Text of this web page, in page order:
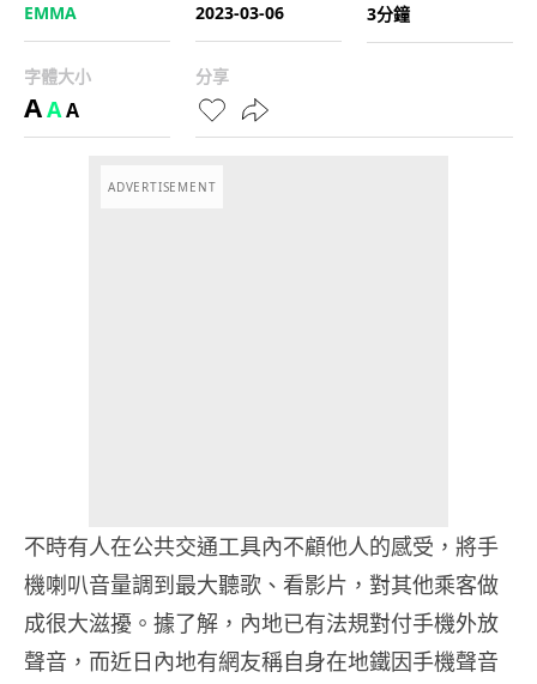
EMMA
2023-03-06
3分鐘
字體大小
AAA
分享
ADVERTISEMENT
不時有人在公共交通工具內不顧他人的感受，將手
機喇叭音量調到最大聽歌、看影片，對其他乘客做
成很大滋擾。據了解，內地已有法規對付手機外放
聲音，而近日內地有網友稱自身在地鐵因手機聲音